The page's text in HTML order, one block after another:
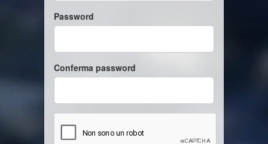
Password
Conferma password